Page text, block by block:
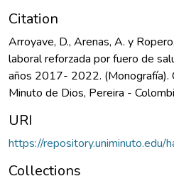
Citation
Arroyave, D., Arenas, A. y
laboral reforzada por fuero de
años 2017- 2022. (Monografía).
Minuto de Dios, Pereira -
URI
https://
Collections